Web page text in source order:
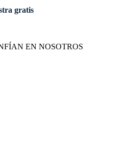
gratis
EN NOSOTROS